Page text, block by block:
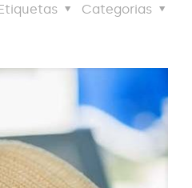
Categorias